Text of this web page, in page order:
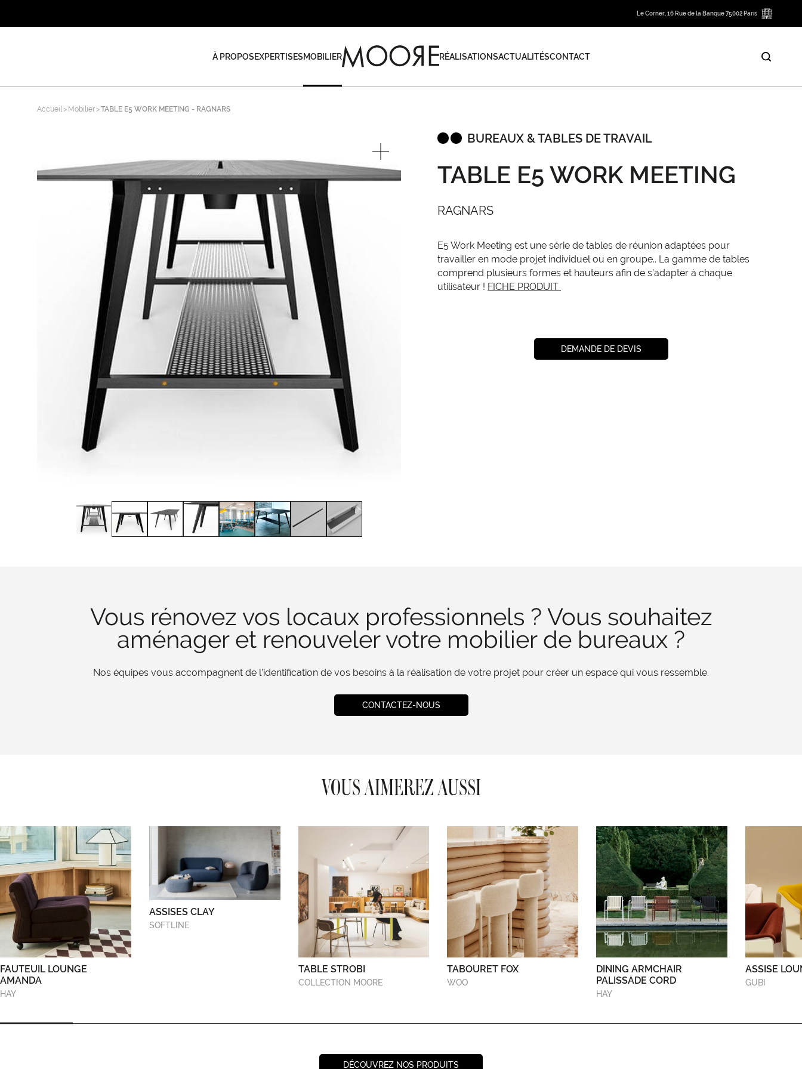
Le Corner, 16 Rue de la Banque 75002 Paris
À PROPOSEXPERTISESMOBILIER RÉALISATIONSACTUALITÉSCONTACT
Accueil Mobilier TABLE E5 WORK MEETING - RAGNARS
BUREAUX & TABLES DE TRAVAIL
TABLE E5 WORK MEETING
RAGNARS
E5 Work Meeting est une série de tables de réunion adaptées pour
travailler en mode projet individuel ou en groupe.. La gamme de tables
comprend plusieurs formes et hauteurs afin de s’adapter à chaque
utilisateur ! FICHE PRODUIT
DEMANDE DE DEVIS
Vous rénovez vos locaux professionnels ? Vous souhaitez
aménager et renouveler votre mobilier de bureaux ?
Nos équipes vous accompagnent de l’identification de vos besoins à la réalisation de votre projet pour créer un espace qui vous ressemble.
CONTACTEZ-NOUS
VOUS AIMEREZ AUSSI
FAUTEUIL LOUNGE
AMANDA
HAY
ASSISES CLAY
SOFTLINE
TABLE STROBI
COLLECTION MOORE
TABOURET FOX
WOO
DINING ARMCHAIR
PALISSADE CORD
HAY
ASSISE
GUBI
DÉCOUVREZ NOS PRODUITS